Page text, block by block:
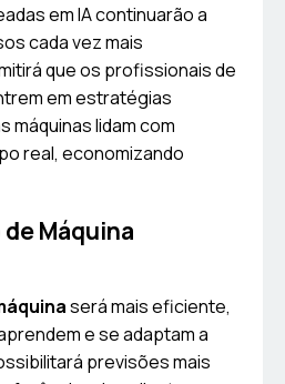
em IA continuarão a
cada vez mais
que os profissionais de
em estratégias
máquinas lidam com
real, economizando
Máquina
será mais eficiente,
e se adaptam a
previsões mais